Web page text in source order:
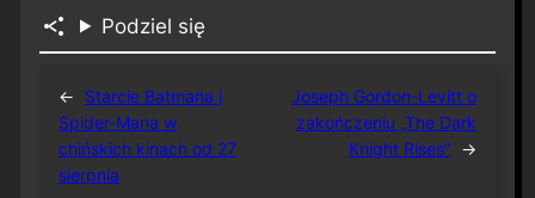
Podziel się
←
Starcie Batmana i
Spider-Mana w
chińskich kinach od 27
sierpnia
Joseph Gordon-Levitt o
zakończeniu „The Dark
Knight Rises” →